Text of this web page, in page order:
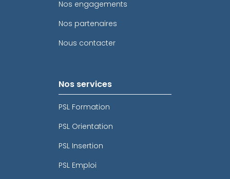
Nos engagements
Nos partenaires
Nous contacter
Nos services
PSL Formation
PSL Orientation
PSL Insertion
PSL Emploi